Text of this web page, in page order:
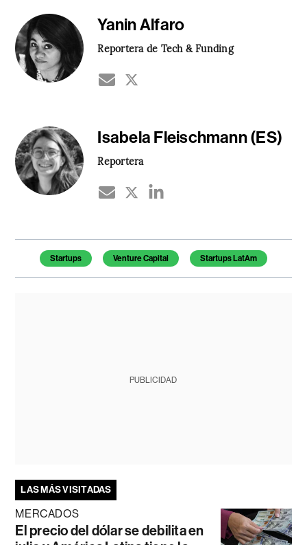
Yanin Alfaro
Reportera de Tech & Funding
Isabela Fleischmann (ES)
Reportera
Temas de este artículo
Startups Venture Capital Startups LatAm
PUBLICIDAD
LAS MÁS VISITADAS
MERCADOS
El precio del dólar se debilita en